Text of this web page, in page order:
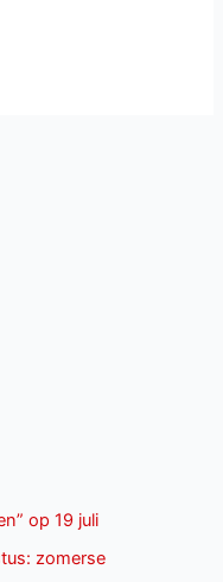
op 19 juli
zomerse